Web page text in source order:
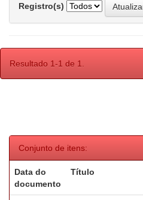
Registro(s)
Resultado 1-1 de 1.
Conjunto de itens:
Data do
documento
Título